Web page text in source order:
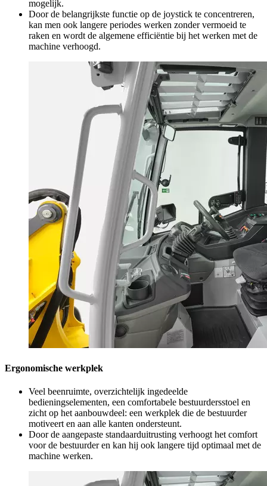
mogelijk.
Door de belangrijkste functie op de joystick te concentreren,
kan men ook langere periodes werken zonder vermoeid te
raken en wordt de algemene efficiëntie bij het werken met de
machine verhoogd.
Ergonomische werkplek
Veel beenruimte, overzichtelijk ingedeelde
bedieningselementen, een comfortabele bestuurdersstoel en
zicht op het aanbouwdeel: een werkplek die de bestuurder
motiveert en aan alle kanten ondersteunt.
Door de aangepaste standaarduitrusting verhoogt het comfort
voor de bestuurder en kan hij ook langere tijd optimaal met de
machine werken.